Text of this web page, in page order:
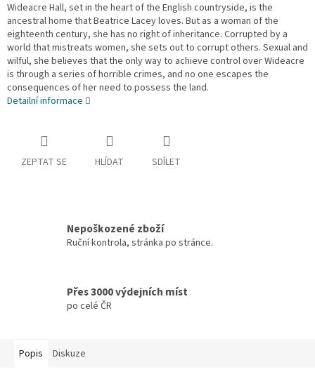
Wideacre Hall, set in the heart of the English countryside, is the
ancestral home that Beatrice Lacey loves. But as a woman of the
eighteenth century, she has no right of inheritance. Corrupted by a
world that mistreats women, she sets out to corrupt others. Sexual and
wilful, she believes that the only way to achieve control over Wideacre
is through a series of horrible crimes, and no one escapes the
consequences of her need to possess the land.
Detailní informace
ZEPTAT SE HLÍDAT SDÍLET
Nepoškozené zboží
Ruční kontrola, stránka po stránce.
Přes 3000 výdejních míst
po celé ČR
Popis Diskuze